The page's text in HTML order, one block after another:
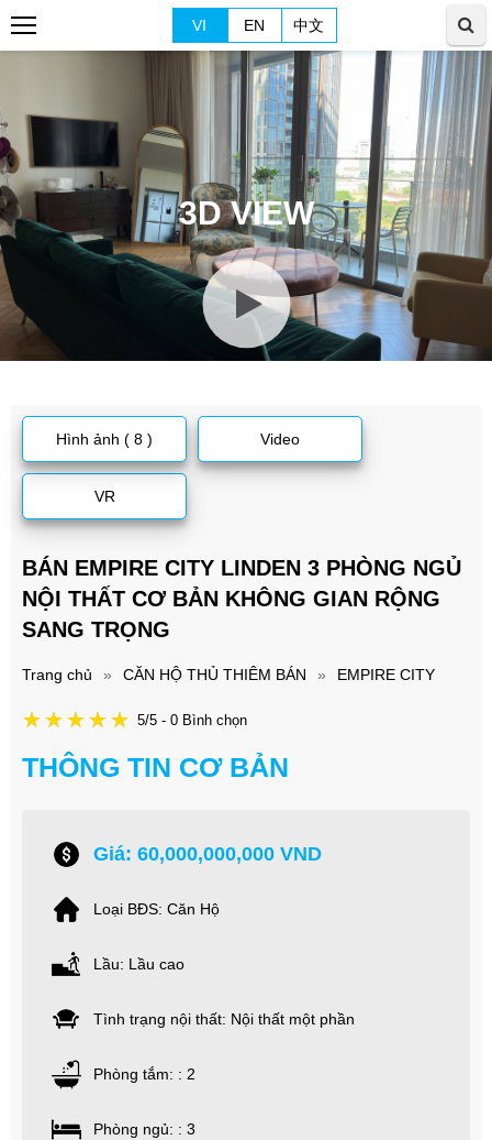
VI EN 中文
3D VIEW
Hình ảnh ( 8 ) Video
VR
BÁN EMPIRE CITY LINDEN 3 PHÒNG NGỦ
NỘI THẤT CƠ BẢN KHÔNG GIAN RỘNG
SANG TRỌNG
Trang chủ » CĂN HỘ THỦ THIÊM BÁN » EMPIRE CITY
5/5 - 0 Bình chọn
THÔNG TIN CƠ BẢN
Giá: 60,000,000,000 VND
Loại BĐS: Căn Hộ
Lầu: Lầu cao
Tình trạng nội thất: Nội thất một phần
Phòng tắm: : 2
Phòng ngủ: : 3